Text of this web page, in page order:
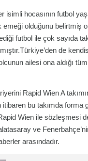
isimli hocasının futbol
emeği olduğunu belirtmiş
futbol ile çok sayıda
de
ailesi ona aldığı
Rapid Wien A
itibaren bu takımda forma
Wien ile sözleşmesi
ve
arasındadır.